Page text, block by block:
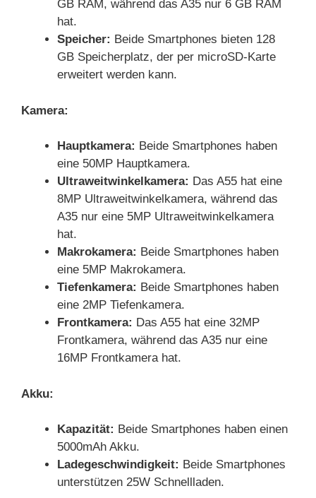
GB RAM, während das A35 nur 6 GB RAM
hat.
Speicher: Beide Smartphones bieten 128
GB Speicherplatz, der per microSD-Karte
erweitert werden kann.
Kamera:
Hauptkamera: Beide Smartphones haben
eine 50MP Hauptkamera.
Ultraweitwinkelkamera: Das A55 hat eine
8MP Ultraweitwinkelkamera, während das
A35 nur eine 5MP Ultraweitwinkelkamera
hat.
Makrokamera: Beide Smartphones haben
eine 5MP Makrokamera.
Tiefenkamera: Beide Smartphones haben
eine 2MP Tiefenkamera.
Frontkamera: Das A55 hat eine 32MP
Frontkamera, während das A35 nur eine
16MP Frontkamera hat.
Akku:
Kapazität: Beide Smartphones haben einen
5000mAh Akku.
Ladegeschwindigkeit: Beide Smartphones
unterstützen 25W Schnellladen.